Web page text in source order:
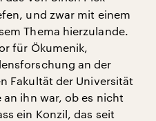
und zwar mit einem
Thema hierzulande.
für Ökumenik,
an der
Fakultät der Universität
an ihn war, ob es nicht
ein Konzil, das seit